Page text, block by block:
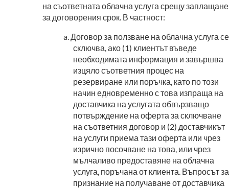
на съответната облачна услуга срещу заплащане
за договорения срок. В частност:
Договор за ползване на облачна услуга се
сключва, ако (1) клиентът въведе
необходимата информация и завършва
изцяло съответния процес на
резервиране или поръчка, като по този
начин едновременно с това изпраща на
доставчика на услугата обвързващо
потвърждение на оферта за сключване
на съответния договор и (2) доставчикът
на услуги приема тази оферта или чрез
изрично посочване на това, или чрез
мълчаливо предоставяне на облачна
услуга, поръчана от клиента. Въпросът за
признание на получаване от доставчика